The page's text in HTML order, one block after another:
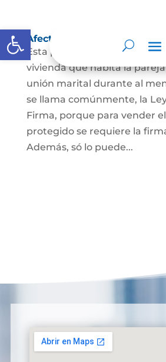
Abrir barra de herramientas
Afectación a Vivienda
Esta protección la ordena la
vivienda que habita la
unión marital durante al
se llama comúnmente, la
Firma, porque para vender
protegido se requiere la
Además, só lo puede...